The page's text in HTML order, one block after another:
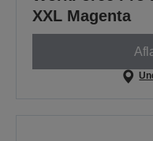
XXL Magenta